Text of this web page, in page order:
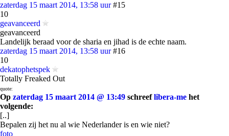
zaterdag 15 maart 2014, 13:58 uur #15
10
geavanceerd
geavanceerd
Landelijk beraad voor de sharia en jihad is de echte naam.
zaterdag 15 maart 2014, 13:58 uur #16
10
dekatophetspek
Totally Freaked Out
quote:
Op zaterdag 15 maart 2014 @ 13:49 schreeflibera-me het
volgende:
[..]
Bepalen zij het nu al wie Nederlander is en wie niet?
foto